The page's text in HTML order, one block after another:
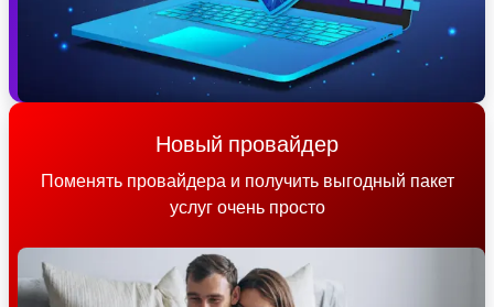
Новый провайдер
Поменять провайдера и получить выгодный пакет
услуг очень просто